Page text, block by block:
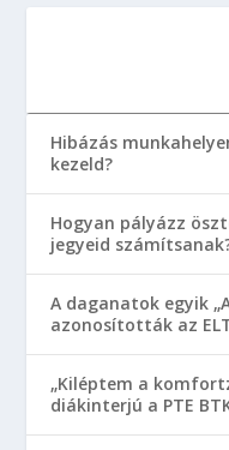
Hibázás
kezeld?
Hogyan pályázz
jegyeid
A daganatok egyik
azonosították az
„Kiléptem a
diákinterjú a PTE